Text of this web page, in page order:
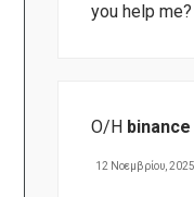
you help me?
Ο/Η
12 Νοεμβρίου,